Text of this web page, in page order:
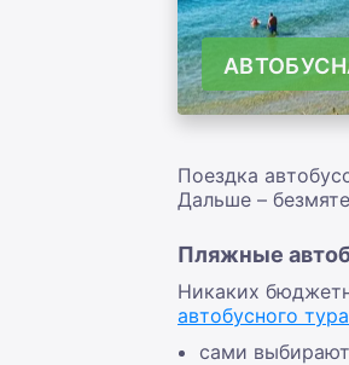
Поездка
Дальше –
Пляжные
Никаких
автобусного
сами